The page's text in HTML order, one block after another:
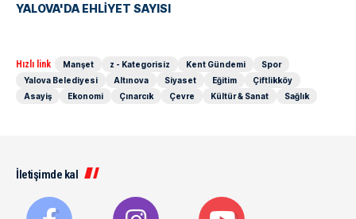
YALOVA'DA EHLİYET SAYISI
Hızlı link Manşet z - Kategorisiz Kent Gündemi
Spor
Yalova Belediyesi
Altınova Siyaset Eğitim
Çiftlikköy
Asayiş
Ekonomi Çınarcık Çevre Kültür & Sanat Sağlık
İletişimde kal